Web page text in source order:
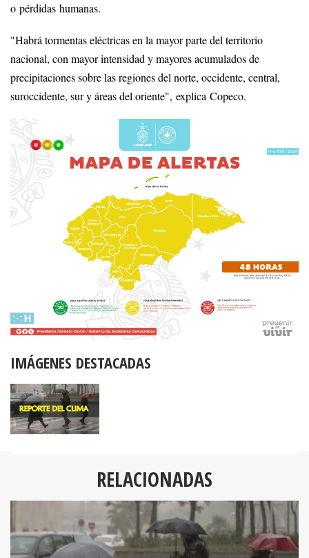
o pérdidas humanas.
"Habrá tormentas eléctricas en la mayor parte del territorio
nacional, con mayor intensidad y mayores acumulados de
precipitaciones sobre las regiones del norte, occidente, central,
suroccidente, sur y áreas del oriente", explica Copeco.
IMÁGENES DESTACADAS
RELACIONADAS